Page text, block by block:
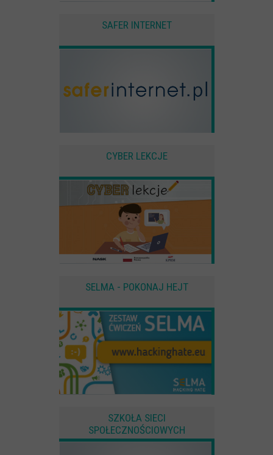
SAFER INTERNET
CYBER LEKCJE
SELMA - POKONAJ HEJT
SZKOŁA SIECI
SPOŁECZNOŚCIOWYCH